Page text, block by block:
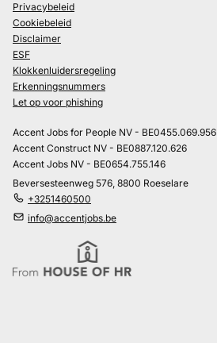
Privacybeleid
Cookiebeleid
Disclaimer
ESF
Klokkenluidersregeling
Erkenningsnummers
Let op voor phishing
Accent Jobs for People NV - BE0455.069.956
Accent Construct NV - BE0887.120.626
Accent Jobs NV - BE0654.755.146
Beversesteenweg 576, 8800 Roeselare
+3251460500
info@accentjobs.be